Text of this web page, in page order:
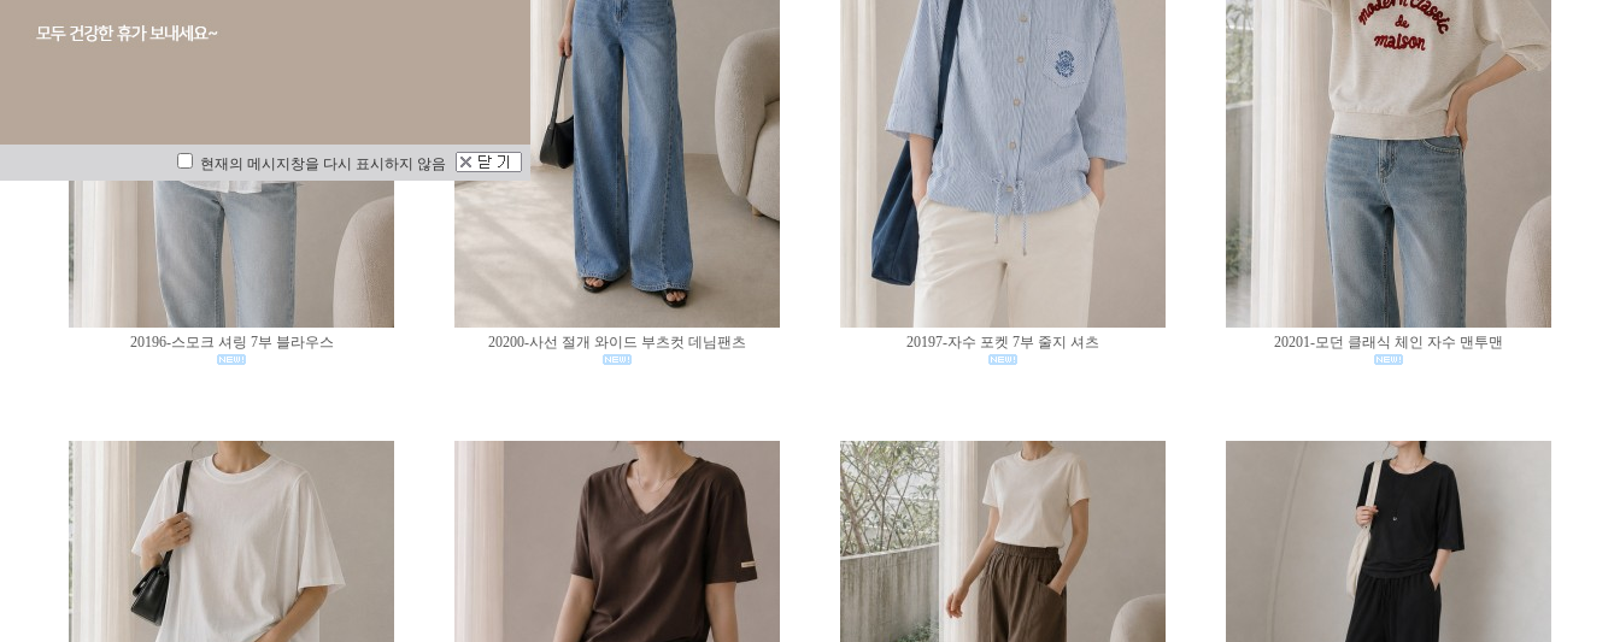
20196-스모크 셔링 7부 블라우스 20200-사선 절개 와이드 부츠컷 데님팬츠 20197-자수 포켓 7부 줄지 셔츠 20201-모던 클래식 체인 자수 맨투맨
현재의 메시지창을 다시 표시하지 않음